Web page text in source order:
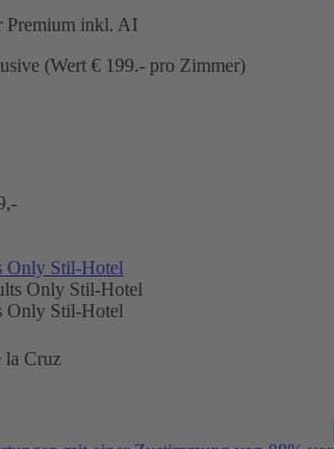
Premium inkl. AI
(Wert € 199.- pro Zimmer)
Stil-Hotel
Stil-Hotel
la Cruz